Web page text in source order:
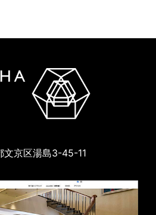
文京区湯島3-45-11